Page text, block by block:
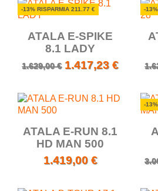
ATALA E-SPIKE
8.1 LADY
1.629,00 € 1.417,23 €
-13% RISPARMIA 211.77 € -
ATALA E-RUN 8.1
HD MAN 500
1.419,00 €
-